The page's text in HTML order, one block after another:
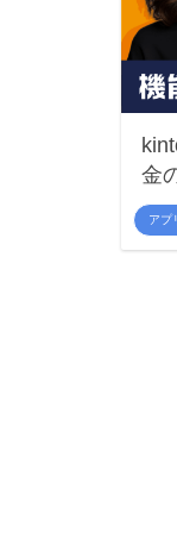
アプ
金